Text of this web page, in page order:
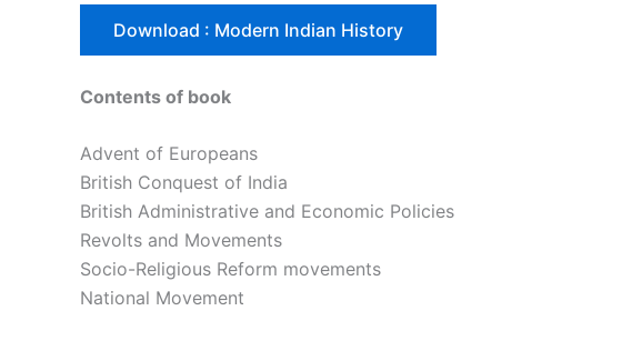
Download : Modern Indian History
Contents of book
Advent of Europeans
British Conquest of India
British Administrative and Economic Policies
Revolts and Movements
Socio-Religious Reform movements
National Movement